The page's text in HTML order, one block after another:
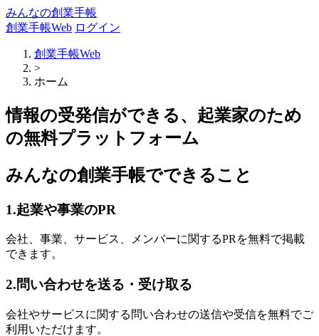
みんなの創業手帳
創業手帳Web ログイン
創業手帳Web
>
ホーム
情報の受発信ができる、起業家のため
の無料プラットフォーム
みんなの創業手帳でできること
1.起業や事業のPR
会社、事業、サービス、メンバーに関するPRを無料で掲載
できます。
2.問い合わせを送る・受け取る
会社やサービスに関する問い合わせの送信や受信を無料でご
利用いただけます。